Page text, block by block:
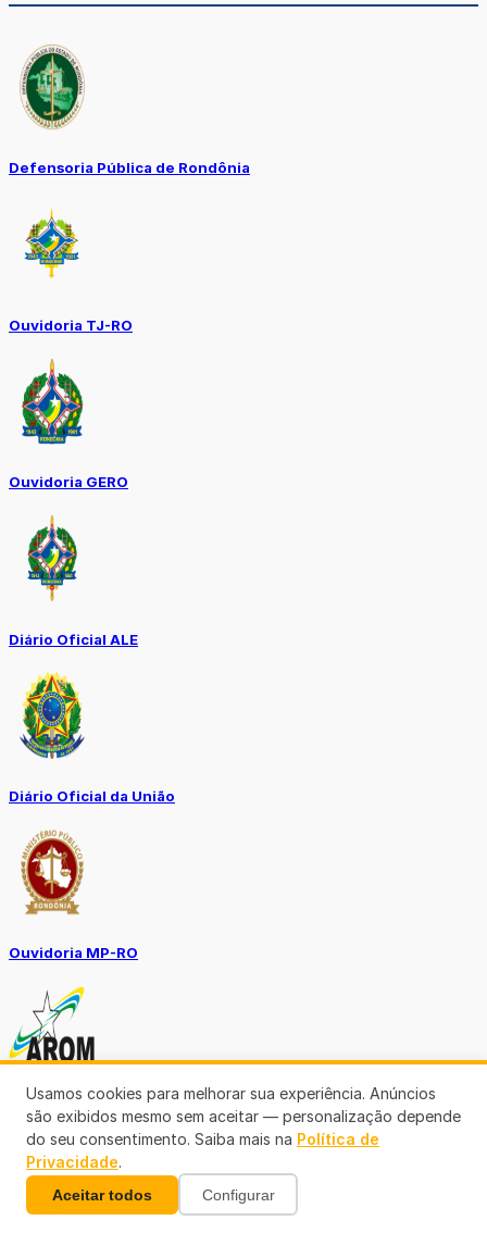
Defensoria Pública de Rondônia
Ouvidoria TJ-RO
Ouvidoria GERO
Diário Oficial ALE
Diário Oficial da União
Ouvidoria MP-RO
Diário Oficial Municípios
Usamos cookies para melhorar sua experiência. Anúncios
são exibidos mesmo sem aceitar — personalização depende
do seu consentimento. Saiba mais na Política de
Privacidade.
Aceitar todos Configurar